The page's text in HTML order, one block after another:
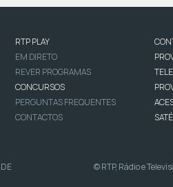
RTP PLAY
EM DIRETO
REVER PROGRAMAS
CONCURSOS
PERGUNTAS FREQUENTES
CONTACTOS
© RTP, Rádio e